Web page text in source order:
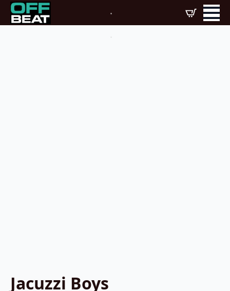
Jacuzzi Boys